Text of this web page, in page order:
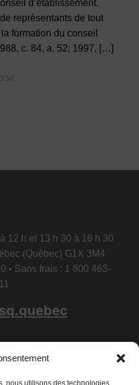
nous utilisons des technologies
d’établissement.
représentants de tout
formation du conseil
c. 84, a. 52; 1997, […]
12 h et 13 h 30 à 16 h 30
(Québec) G1X 3M4
• Sans frais : 1 800 463-